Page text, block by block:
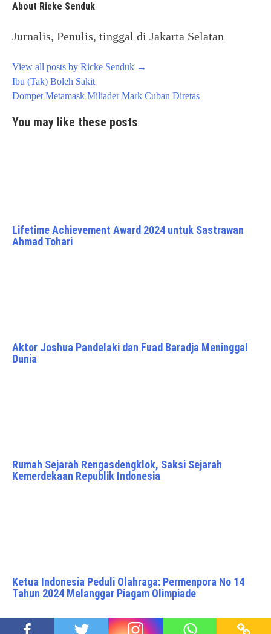
About Ricke Senduk
Jurnalis, Penulis, tinggal di Jakarta Selatan
View all posts by Ricke Senduk →
Post
navigation
Ibu (Tak) Boleh Sakit
Dompet Metamask Miliader Mark Cuban Diretas
You may like these posts
Lifetime Achievement Award 2024 untuk Sastrawan
Ahmad Tohari
Aktor Joshua Pandelaki dan Fuad Baradja Meninggal
Dunia
Rumah Sejarah Rengasdengklok, Saksi Sejarah
Kemerdekaan Republik Indonesia
Ketua Indonesia Peduli Olahraga: Permenpora No 14
Tahun 2024 Melanggar Piagam Olimpiade